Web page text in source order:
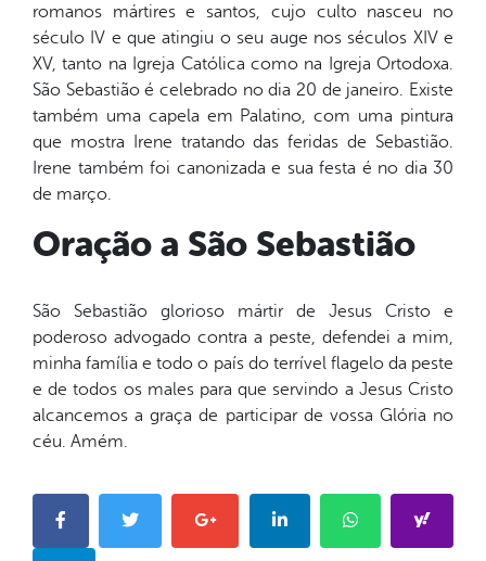
romanos mártires e santos, cujo culto nasceu no
século IV e que atingiu o seu auge nos séculos XIV e
XV, tanto na Igreja Católica como na Igreja Ortodoxa.
São Sebastião é celebrado no dia 20 de janeiro. Existe
também uma capela em Palatino, com uma pintura
que mostra Irene tratando das feridas de Sebastião.
Irene também foi canonizada e sua festa é no dia 30
de março.
Oração a São Sebastião
São Sebastião glorioso mártir de Jesus Cristo e
poderoso advogado contra a peste, defendei a mim,
minha família e todo o país do terrível flagelo da peste
e de todos os males para que servindo a Jesus Cristo
alcancemos a graça de participar de vossa Glória no
céu. Amém.